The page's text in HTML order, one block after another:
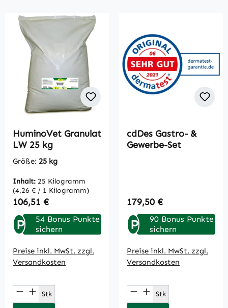
HuminoVet Granulat
LW 25 kg
Größe: 25 kg
Inhalt: 25 Kilogramm
(4,26 € / 1 Kilogramm)
Regulärer Preis:
106,51 €
P
54 Bonus Punkte
sichern
Preise inkl. MwSt. zzgl.
Versandkosten
Produkt Anzahl: Gib den gewünschten
Stk
cdDes Gastro- &
Gewerbe-Set
Regulärer Preis:
179,50 €
P
90 Bonus Punkte
sichern
Preise inkl. MwSt. zzgl.
Versandkosten
Produkt Anzahl:
Stk